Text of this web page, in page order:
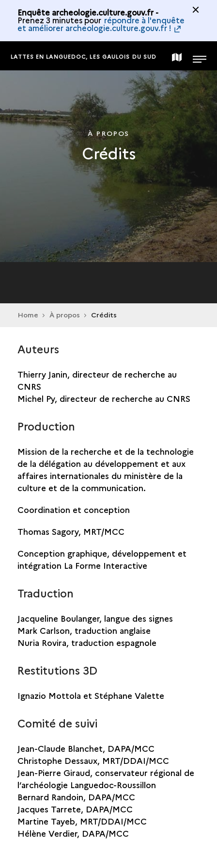
Enquête archeologie.culture.gouv.fr -
Prenez 3 minutes pour répondre à l'enquête
et améliorer archeologie.culture.gouv.fr !
LATTES EN LANGUEDOC, LES GAULOIS DU SUD CARTE
DE
LA
COLLECTION
MENU
À PROPOS
Crédits
Home À propos Crédits
Auteurs
Thierry Janin, directeur de recherche au
CNRS
Michel Py, directeur de recherche au CNRS
Production
Mission de la recherche et de la technologie
de la délégation au développement et aux
affaires internationales du ministère de la
culture et de la communication.
Coordination et conception
Thomas Sagory, MRT/MCC
Conception graphique, développement et
intégration La Forme Interactive
Traduction
Jacqueline Boulanger, langue des signes
Mark Carlson, traduction anglaise
Nuria Rovira, traduction espagnole
Restitutions 3D
Ignazio Mottola et Stéphane Valette
Comité de suivi
Jean-Claude Blanchet, DAPA/MCC
Christophe Dessaux, MRT/DDAI/MCC
Jean-Pierre Giraud, conservateur régional de
l’archéologie Languedoc-Roussillon
Bernard Randoin, DAPA/MCC
Jacques Tarrete, DAPA/MCC
Martine Tayeb, MRT/DDAI/MCC
Hélène Verdier, DAPA/MCC